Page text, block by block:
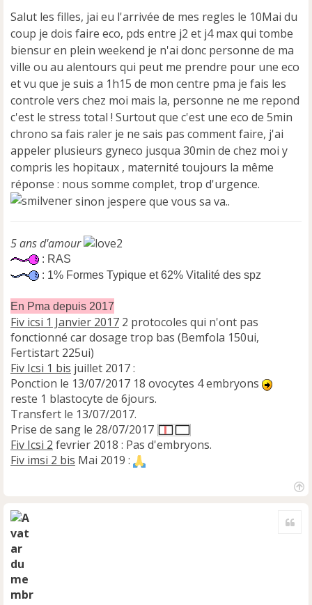
a
g
e
n
o
n
l
u
Salut les filles, jai eu l'arrivée de mes regles le 10Mai du
coup je dois faire eco, pds entre j2 et j4 max qui tombe
biensur en plein weekend je n'ai donc personne de ma
ville ou au alentours qui peut me prendre pour une eco
et vu que je suis a 1h15 de mon centre pma je fais les
controle vers chez moi mais la, personne ne me repond
c'est le stress total ! Surtout que c'est une eco de 5min
chrono sa fais raler je ne sais pas comment faire, j'ai
appeler plusieurs gyneco jusqua 30min de chez moi y
compris les hopitaux , maternité toujours la même
réponse : nous somme complet, trop d'urgence.
sinon jespere que vous sa va..
5 ans d'amour
: RAS
: 1% Formes Typique et 62% Vitalité des spz
En Pma depuis 2017
Fiv icsi 1 Janvier 2017 2 protocoles qui n'ont pas
fonctionné car dosage trop bas (Bemfola 150ui,
Fertistart 225ui)
Fiv Icsi 1 bis juillet 2017 :
Ponction le 13/07/2017 18 ovocytes 4 embryons
reste 1 blastocyte de 6jours.
Transfert le 13/07/2017.
Prise de sang le 28/07/2017
Fiv Icsi 2 fevrier 2018 : Pas d'embryons.
Fiv imsi 2 bis Mai 2019 :